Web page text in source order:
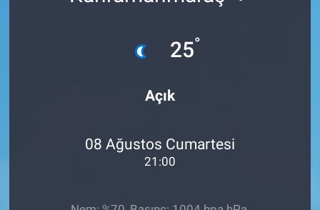
25°
Açık
08 Ağustos Cumartesi
21:00